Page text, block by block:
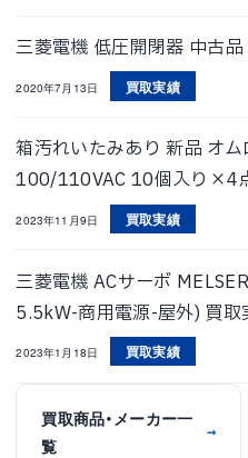
三菱電機 低圧開閉器 中古
2020年7月13日 買取実績
箱汚れいたみあり 新品 オ
100/110VAC 10個入り×4
2023年11月9日 買取実績
三菱電機 ACサーボ
5.5kW-商用電源-屋外) 買取
2023年1月18日 買取実績
買取商品・メーカー一
覧
→